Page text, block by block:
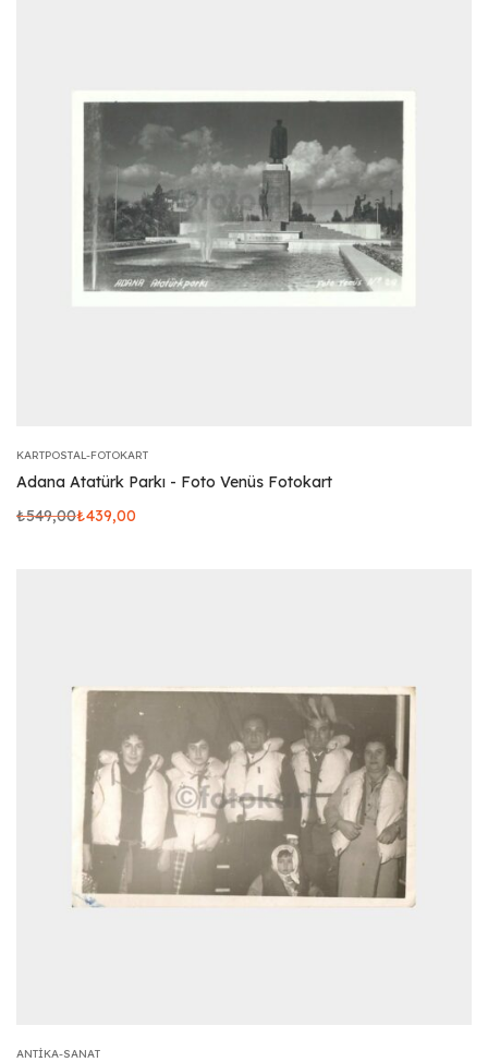
KARTPOSTAL-FOTOKART
Adana Atatürk Parkı - Foto Venüs Fotokart
₺549,00₺439,00
ANTIKA-SANAT